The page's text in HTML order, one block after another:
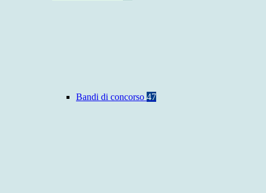
Bandi di concorso 47